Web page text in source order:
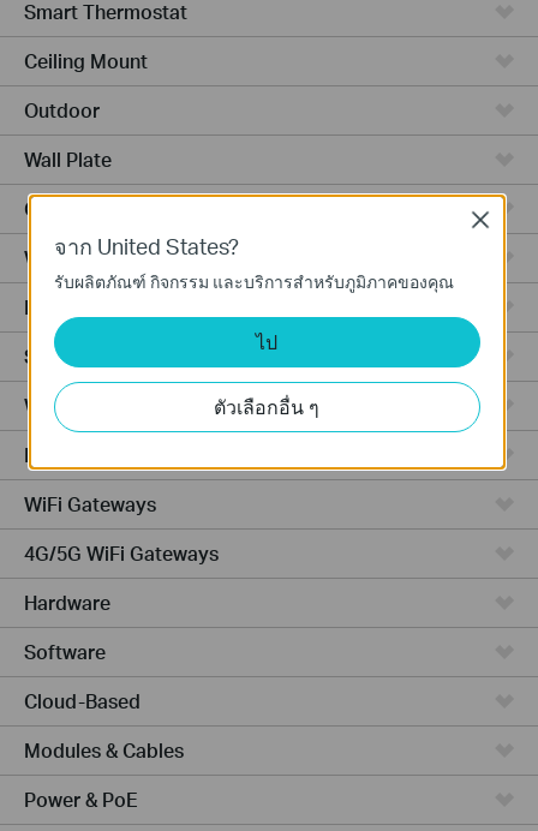
Smart Thermostat
Ceiling Mount
Outdoor
Wall Plate
GPON
Wireless Bridge
Desktop
Smart
Wired Gateways
Integrated Gateways
WiFi Gateways
4G/5G WiFi Gateways
Hardware
Software
Cloud-Based
Modules & Cables
Power & PoE
จาก United States?
รับผลิตภัณฑ์ กิจกรรม และบริการสำหรับภูมิภาคของคุณ
ไป
ตัวเลือกอื่น ๆ
Close